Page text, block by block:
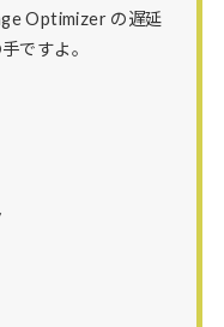
Optimizer の遅延
ですよ。